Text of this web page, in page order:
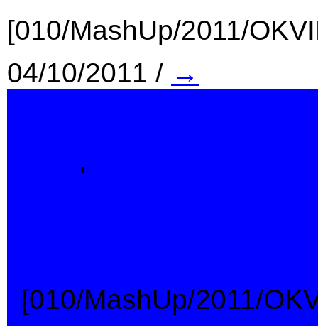
[010/MashUp/2011/
04/10/2011 / →
,
[010/MashUp/2011/